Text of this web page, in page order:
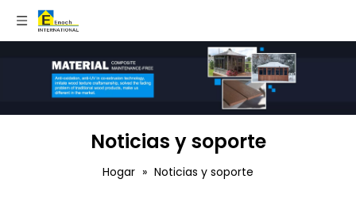
Noticias y soporte
Hogar » Noticias y soporte